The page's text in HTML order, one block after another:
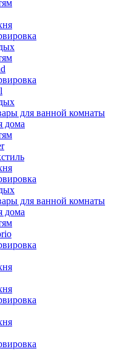
для ванной комнаты
дома
для ванной комнаты
дома